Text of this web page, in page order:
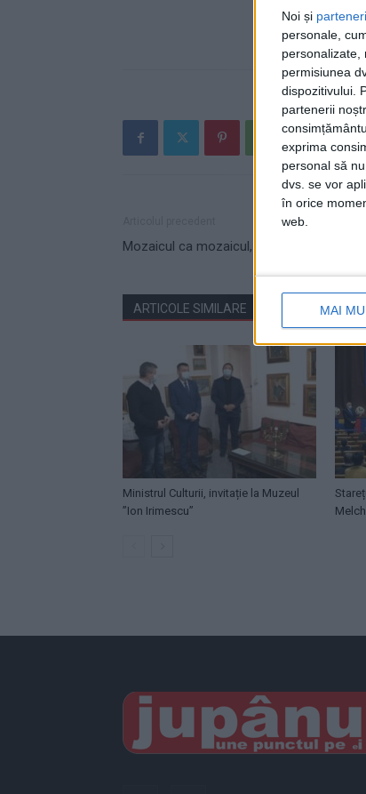
Noi și parteneri
personale,
personalizate,
permisiunea
dispozitivului.
partenerii
exprima
personal să
dvs. se vor
în orice
web.
MAI
Mozaicul ca mozaicul, dar fabrica?
ARTICOLE SIMILARE DE LA ACELAȘI
Ministrul Culturii, invitație la Muzeul
”Ion Irimescu”